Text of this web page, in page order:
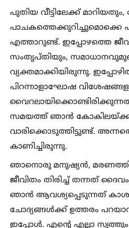
പുതിയ വീട്ടിലേക്ക്
പാചകത്തെക്കുറിച്ചുമൊക്കെ
എത്താറുണ്ട്. ഇപ്പോഴത്തെ
സംതൃപ്തിയും,
വ്യക്തമാക്കിയിരുന്നു.
പിറന്നാളാഘോഷ
സമയത്ത് ഞാന്‍
വാരിക്കൊടുത്തിട്ടുണ്ട്.
കാണിച്ചിരുന്നു.
ഞാനൊരു മനുഷ്യന്‍,
ജീവിതം തിരിച്ച്‌ തന്നത്
ഞാന്‍ ആവശ്യപ്പെടുന്നത്
ചോദ്യങ്ങള്‍ക്ക് ഉത്തരം
ഇപ്പോള്‍. എന്റെ എല്ലാ